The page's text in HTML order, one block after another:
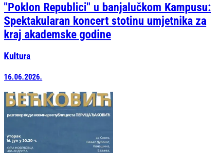
"Poklon Republici" u banjalučkom Kampusu:
Spektakularan koncert stotinu umjetnika za
kraj akademske godine
Kultura
16.06.2026.